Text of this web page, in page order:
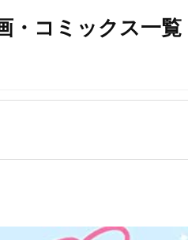
・コミックス一覧